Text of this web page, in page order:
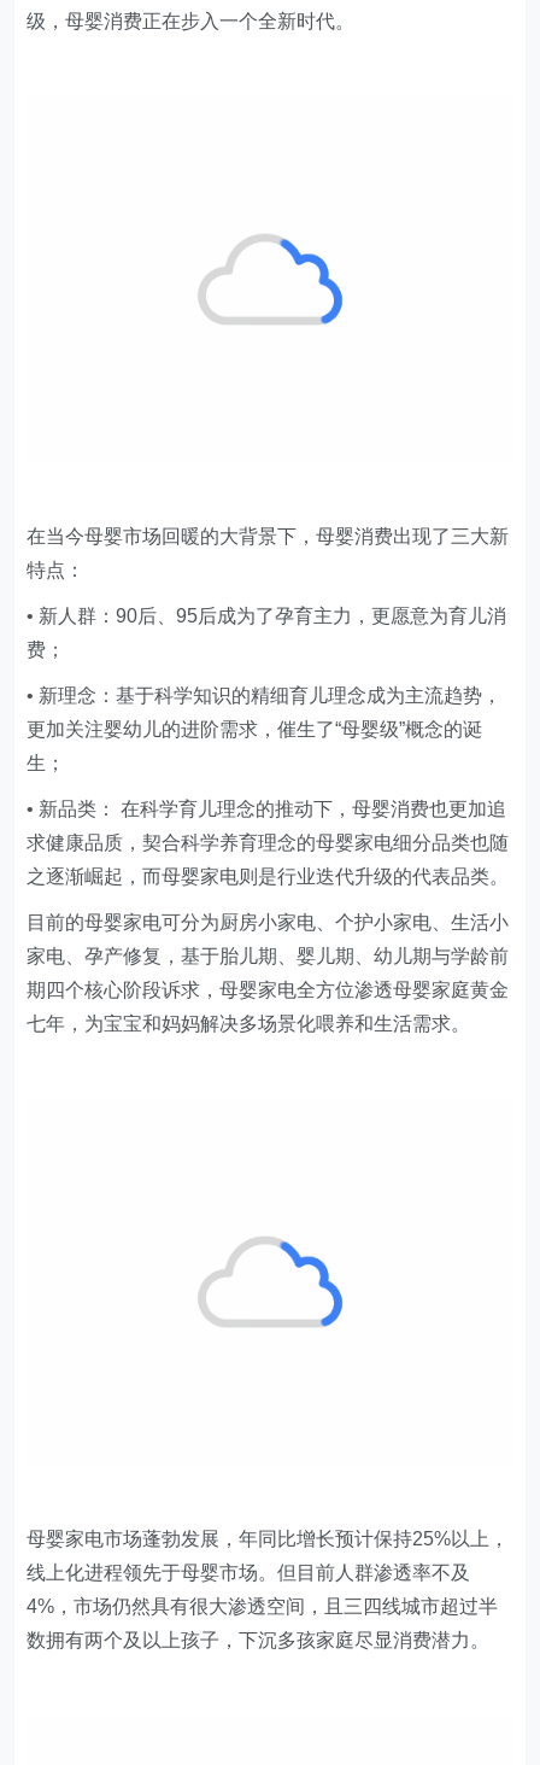
级，母婴消费正在步入一个全新时代。
在当今母婴市场回暖的大背景下，母婴消费出现了三大新
特点：
• 新人群：90后、95后成为了孕育主力，更愿意为育儿消
费；
• 新理念：基于科学知识的精细育儿理念成为主流趋势，
更加关注婴幼儿的进阶需求，催生了“母婴级”概念的诞
生；
• 新品类： 在科学育儿理念的推动下，母婴消费也更加追
求健康品质，契合科学养育理念的母婴家电细分品类也随
之逐渐崛起，而母婴家电则是行业迭代升级的代表品类。
目前的母婴家电可分为厨房小家电、个护小家电、生活小
家电、孕产修复，基于胎儿期、婴儿期、幼儿期与学龄前
期四个核心阶段诉求，母婴家电全方位渗透母婴家庭黄金
七年，为宝宝和妈妈解决多场景化喂养和生活需求。
母婴家电市场蓬勃发展，年同比增长预计保持25%以上，
线上化进程领先于母婴市场。但目前人群渗透率不及
4%，市场仍然具有很大渗透空间，且三四线城市超过半
数拥有两个及以上孩子，下沉多孩家庭尽显消费潜力。